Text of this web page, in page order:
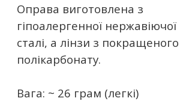
Оправа виготовлена ​​з
гіпоалергенної нержавіючої
сталі, а лінзи з покращеного
полікарбонату.
Вага: ~ 26 грам (легкі)